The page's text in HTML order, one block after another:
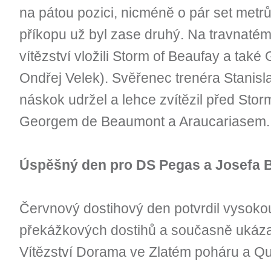
na pátou pozici, nicméně o pár set
příkopu už byl zase druhý. Na
vítězství vložili Storm of Beaufay a také
Ondřej Velek). Svěřenec trenéra
náskok udržel a lehce zvítězil před
Georgem de Beaumont a Araucariasem.
Úspěšný den pro DS Pegas a Josefa
Červnový dostihový den potvrdil
překážkových dostihů a současně
Vítězství Dorama ve Zlatém poháru a